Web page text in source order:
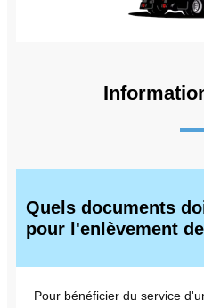
Quels documents
pour l'enlèvement
Pour bénéficier du service